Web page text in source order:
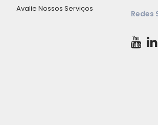
Avalie Nossos Serviços
Redes